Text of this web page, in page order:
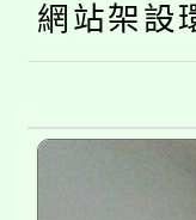
半價
份教
大溪
份
淨
會
115
網站架設